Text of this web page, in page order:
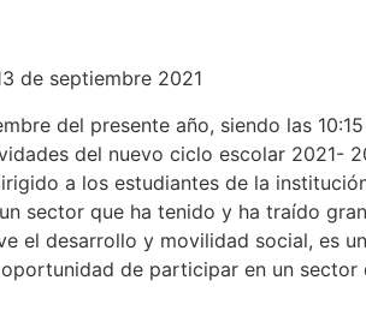
de septiembre 2021
del presente año, siendo las
del nuevo ciclo escolar 2021-
a los estudiantes de la
sector que ha tenido y ha traído
el desarrollo y movilidad social, es
de participar en un sector